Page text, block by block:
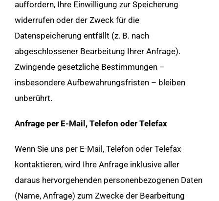
auffordern, Ihre Einwilligung zur Speicherung
widerrufen oder der Zweck für die
Datenspeicherung entfällt (z. B. nach
abgeschlossener Bearbeitung Ihrer Anfrage).
Zwingende gesetzliche Bestimmungen –
insbesondere Aufbewahrungsfristen – bleiben
unberührt.
Anfrage per E-Mail, Telefon oder Telefax
Wenn Sie uns per E-Mail, Telefon oder Telefax
kontaktieren, wird Ihre Anfrage inklusive aller
daraus hervorgehenden personenbezogenen Daten
(Name, Anfrage) zum Zwecke der Bearbeitung